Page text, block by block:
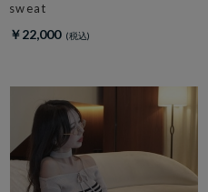
sweat
￥22,000